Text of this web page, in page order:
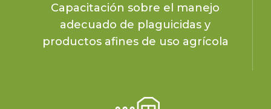
Capacitación sobre el manejo
adecuado de plaguicidas y
productos afines de uso agrícola